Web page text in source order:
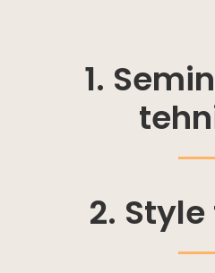
1.
2.